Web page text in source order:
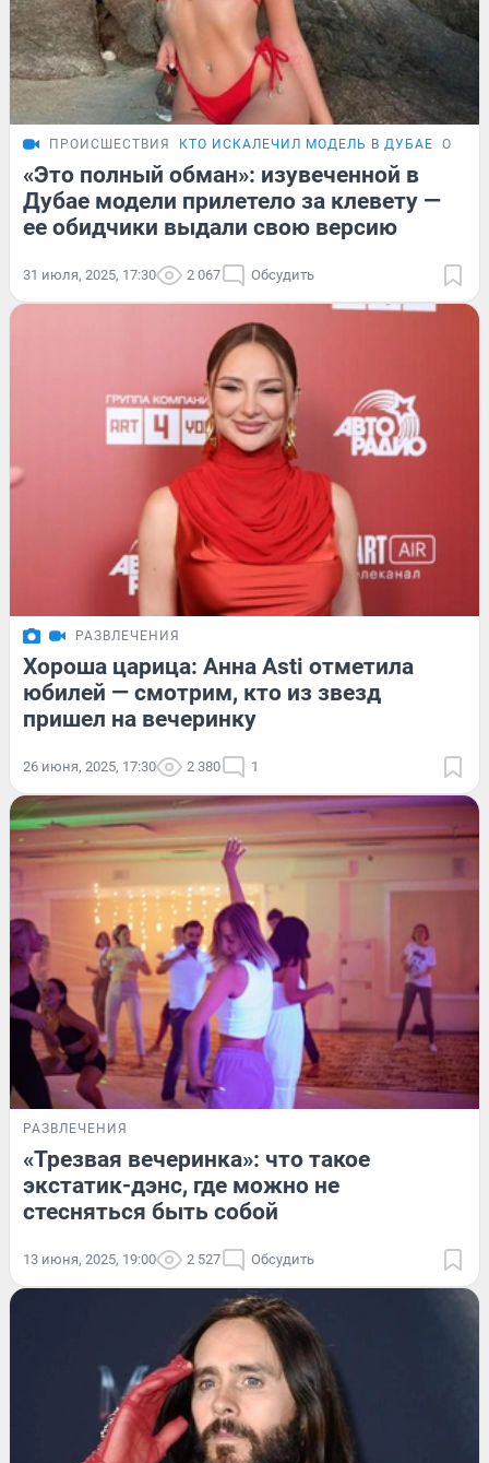
ПРОИСШЕСТВИЯ КТО ИСКАЛЕЧИЛ МОДЕЛЬ В ДУБАЕ ОБЗОР
«Это полный обман»: изувеченной в
Дубае модели прилетело за клевету —
ее обидчики выдали свою версию
31 июля, 2025, 17:30 2 067 Обсудить
РАЗВЛЕЧЕНИЯ
Хороша царица: Анна Asti отметила
юбилей — смотрим, кто из звезд
пришел на вечеринку
26 июня, 2025, 17:30 2 380 1
РАЗВЛЕЧЕНИЯ
«Трезвая вечеринка»: что такое
экстатик-дэнс, где можно не
стесняться быть собой
13 июня, 2025, 19:00 2 527 Обсудить